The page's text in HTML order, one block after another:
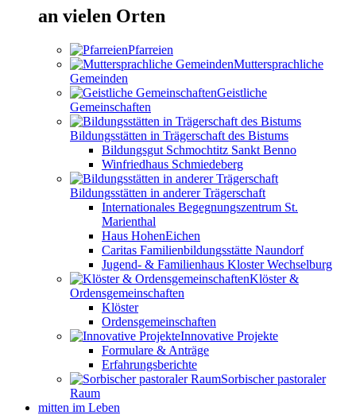
an vielen Orten
Pfarreien
Muttersprachliche
Gemeinden
Geistliche
Gemeinschaften
Bildungsstätten in Trägerschaft des Bistums
Bildungsgut Schmochtitz Sankt Benno
Winfriedhaus Schmiedeberg
Bildungsstätten in anderer Trägerschaft
Internationales Begegnungszentrum St.
Marienthal
Haus HohenEichen
Caritas Familienbildungsstätte Naundorf
Jugend- & Familienhaus Kloster Wechselburg
Klöster &
Ordensgemeinschaften
Klöster
Ordensgemeinschaften
Innovative Projekte
Formulare & Anträge
Erfahrungsberichte
Sorbischer pastoraler
Raum
mitten im Leben